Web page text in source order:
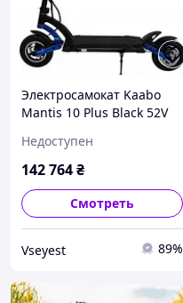
Электросамокат Kaabo
Mantis 10 Plus Black 52V
Недоступен
142 764₴
Смотреть
Vseyest 89%